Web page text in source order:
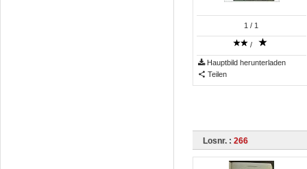
1 / 1
/
Hauptbild herunterladen
Teilen
Losnr. : 266